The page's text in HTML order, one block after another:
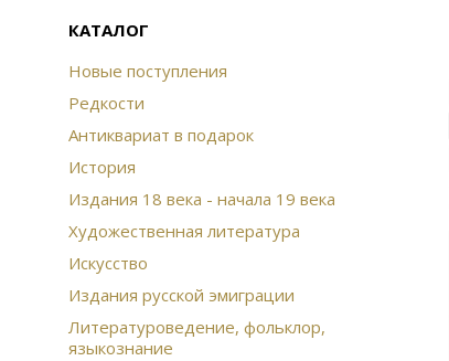
КАТАЛОГ
Новые поступления
Редкости
Антиквариат в подарок
История
Издания 18 века - начала 19 века
Художественная литература
Искусство
Издания русской эмиграции
Литературоведение, фольклор,
языкознание